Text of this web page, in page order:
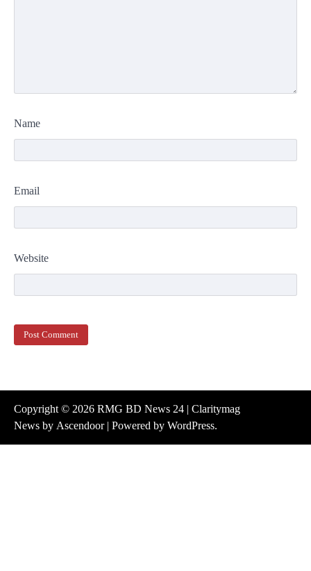
Name
Email
Website
Copyright © 2026 RMG BD News 24 | Claritymag
News by Ascendoor| Powered by WordPress.